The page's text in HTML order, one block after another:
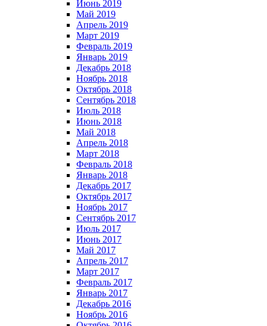
Июнь 2019
Май 2019
Апрель 2019
Март 2019
Февраль 2019
Январь 2019
Декабрь 2018
Ноябрь 2018
Октябрь 2018
Сентябрь 2018
Июль 2018
Июнь 2018
Май 2018
Апрель 2018
Март 2018
Февраль 2018
Январь 2018
Декабрь 2017
Октябрь 2017
Ноябрь 2017
Сентябрь 2017
Июль 2017
Июнь 2017
Май 2017
Апрель 2017
Март 2017
Февраль 2017
Январь 2017
Декабрь 2016
Ноябрь 2016